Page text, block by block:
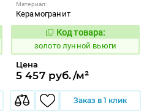
Материал:
Керамогранит
521889
Код товара:
золото лунной вьюги
Цена
5 457 руб./м²
Заказ в 1 клик